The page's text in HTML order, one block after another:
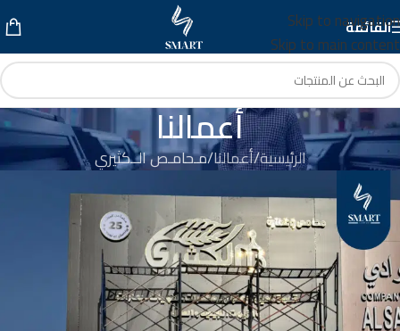
Skip to navigation
Skip to main content
القائمة
أعمالنا
الرئيسية أعمالنا مـحامـص الــكثيري